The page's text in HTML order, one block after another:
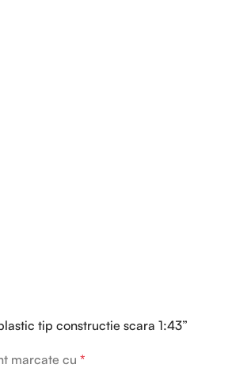
tip constructie scara 1:43”
marcate cu *